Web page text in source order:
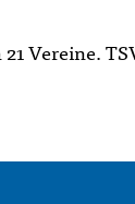
Vereine.